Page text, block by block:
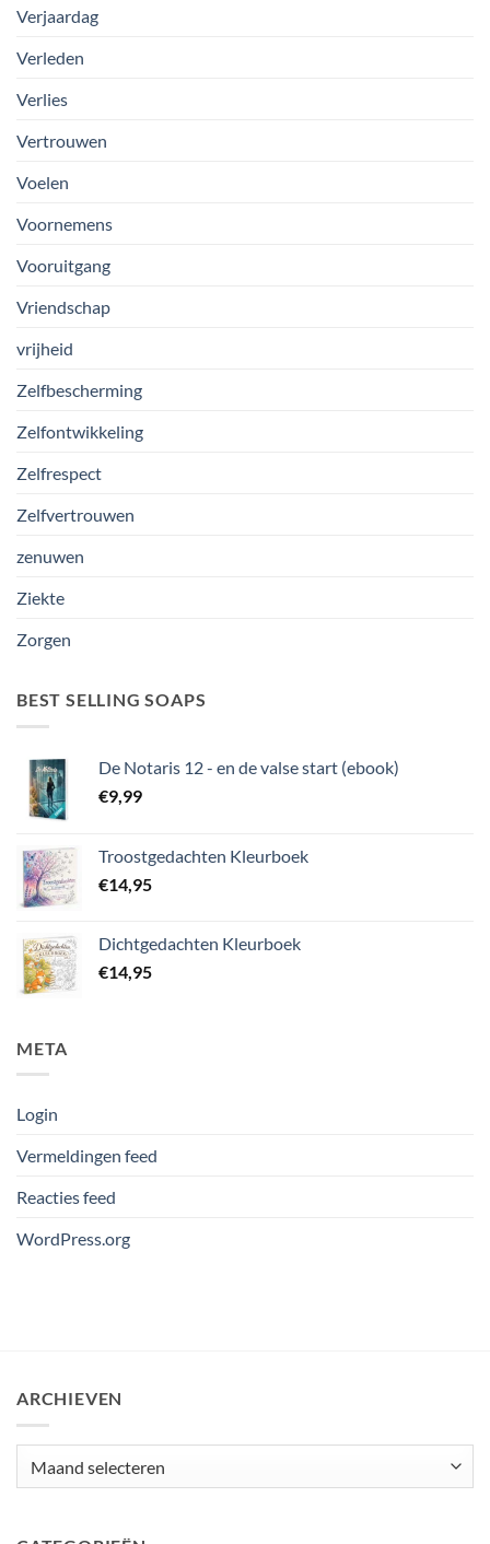
Verjaardag
Verleden
Verlies
Vertrouwen
Voelen
Voornemens
Vooruitgang
Vriendschap
vrijheid
Zelfbescherming
Zelfontwikkeling
Zelfrespect
Zelfvertrouwen
zenuwen
Ziekte
Zorgen
BEST SELLING SOAPS
De Notaris 12 - en de valse start (ebook)
€9,99
Troostgedachten Kleurboek
€14,95
Dichtgedachten Kleurboek
€14,95
META
Login
Vermeldingen feed
Reacties feed
WordPress.org
ARCHIEVEN